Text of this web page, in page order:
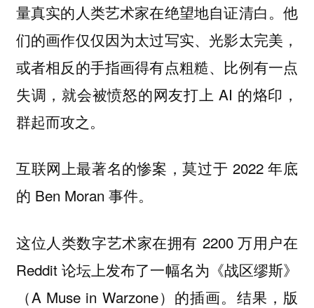
量真实的人类艺术家在绝望地自证清白。他
们的画作仅仅因为太过写实、光影太完美，
或者相反的手指画得有点粗糙、比例有一点
失调，就会被愤怒的网友打上 AI 的烙印，
群起而攻之。
互联网上最著名的惨案，莫过于 2022 年底
的 Ben Moran 事件。
这位人类数字艺术家在拥有 2200 万用户在
Reddit 论坛上发布了一幅名为《战区缪斯》
（A Muse in Warzone）的插画。结果，版